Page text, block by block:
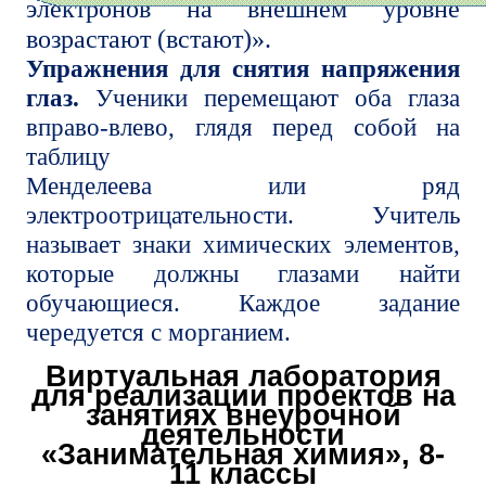
электронов на внешнем уровне
возрастают (встают)».
Упражнения для снятия напряжения
глаз. Ученики перемещают оба глаза
вправо-влево, глядя перед собой на
таблицу
Менделеева или ряд
электроотрицательности. Учитель
называет знаки химических элементов,
которые должны глазами найти
обучающиеся. Каждое задание
чередуется с морганием.
Виртуальная лаборатория
для реализации проектов на
занятиях внеурочной
деятельности
«Занимательная химия», 8-
11 классы